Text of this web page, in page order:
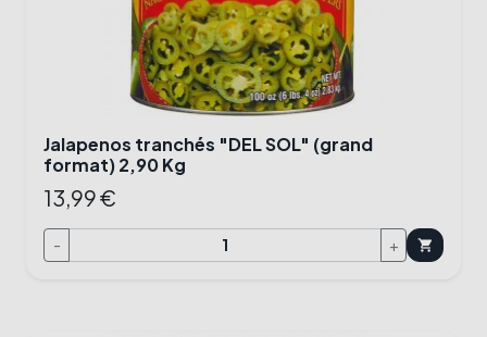
Jalapenos tranchés "DEL SOL" (grand
format) 2,90 Kg
13,99 €
- + shopping_cart